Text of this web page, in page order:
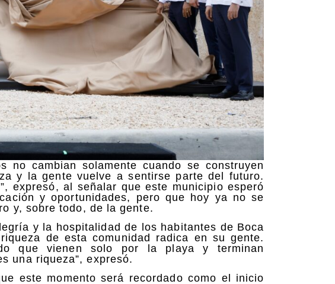
no cambian solamente cuando se construyen
y la gente vuelve a sentirse parte del futuro.
expresó, al señalar que este municipio esperó
y oportunidades, pero que hoy ya no se
y, sobre todo, de la gente.
y la hospitalidad de los habitantes de Boca
de esta comunidad radica en su gente.
que vienen solo por la playa y terminan
una riqueza”, expresó.
este momento será recordado como el inicio